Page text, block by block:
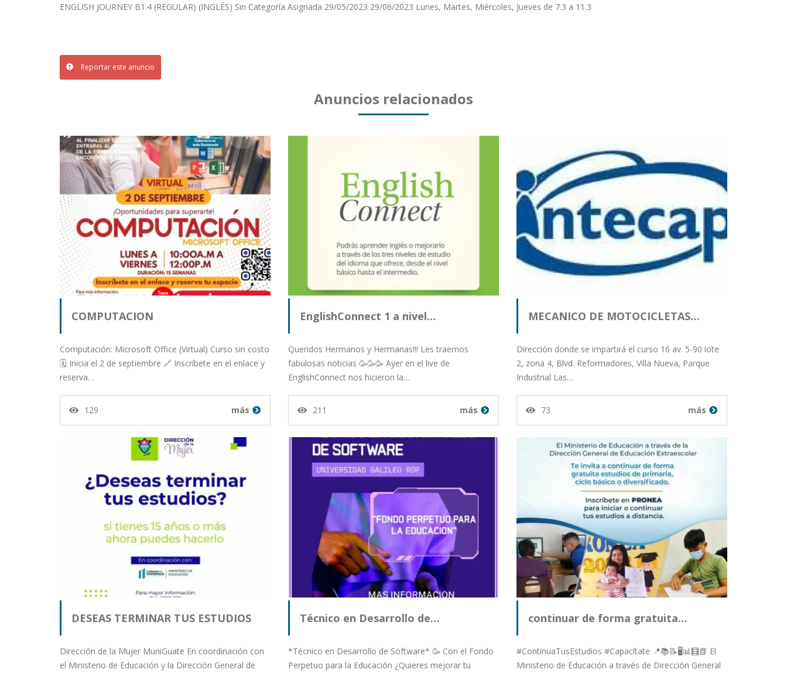
ENGLISH JOURNEY B1.4 (REGULAR) (INGLÉS) Sin Categoría Asignada 29/05/2023 29/06/2023 Lunes, Martes, Miércoles, Jueves de 7.3 a 11.3
Reportar este anuncio
Anuncios relacionados
COMPUTACION
Computación: Microsoft Office (Virtual) Curso sin costo
🗓️ Inicia el 2 de septiembre 🔗 Inscríbete en el enlace y
reserva…
129 más
EnglishConnect 1 a nivel…
Queridos Hermanos y Hermanas!!! Les traemos
fabulosas noticias 🥳🥳🥳 Ayer en el live de
EnglishConnect nos hicieron la…
211 más
MECANICO DE MOTOCICLETAS…
Dirección donde se impartirá el curso 16 av. 5-90 lote
2, zona 4, Blvd. Reformadores, Villa Nueva, Parque
Industrial Las…
73 más
DESEAS TERMINAR TUS ESTUDIOS
Dirección de la Mujer MuniGuate En coordinación con
el Ministerio de Educación y la Dirección General de
Técnico en Desarrollo de…
*Técnico en Desarrollo de Software* 🥳 Con el Fondo
Perpetuo para la Educación ¿Quieres mejorar tu
continuar de forma gratuita…
#ContinuaTusEstudios #Capacítate 📍📚📝🖥️📊🧮📗 El
Ministerio de Educación a través de Dirección General